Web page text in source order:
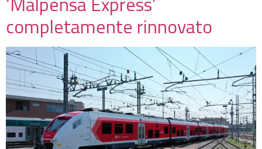
completamente rinnovato